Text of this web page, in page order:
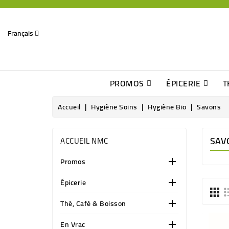
Français
PROMOS ÉPICERIE
Accueil Hygiène Soins Hygiène Bio Savons
ACCUEIL NMC
Promos 
Épicerie 
Thé, Café & Boisson 
En Vrac 